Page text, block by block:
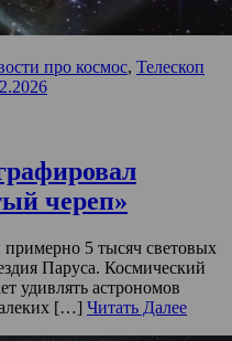
про космос, Телескоп
череп»
примерно 5 тысяч световых
Паруса. Космический
удивлять астрономов
[…] Читать Далее